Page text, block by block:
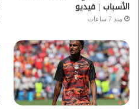
الأسباب | فيديو
منذ 7 ساعات